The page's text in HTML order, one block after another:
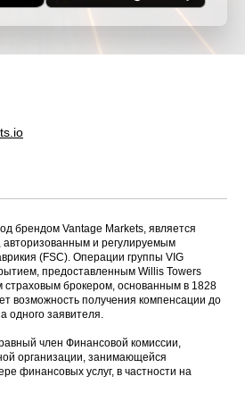
брендом Vantage Markets, является
и регулируемым
(FSC). Операции группы VIG
предоставленным Willis Towers
страховым брокером, основанным в 1828
возможность получения компенсации до
заявителя.
член Финансовой комиссии,
организации, занимающейся
финансовых услуг, в частности на